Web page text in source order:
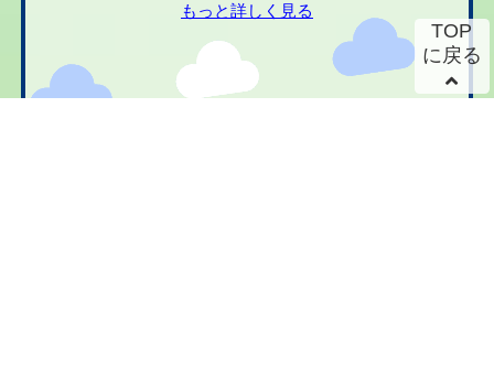
もっと詳しく見る
TOP
に戻る